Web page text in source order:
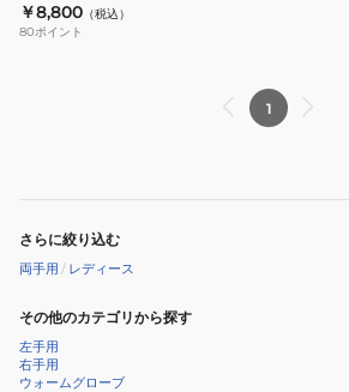
ル
￥8,800 （税込）
80ポイント
1
さらに絞り込む
両手用 / レディース
その他のカテゴリから探す
左手用
右手用
ウォームグローブ